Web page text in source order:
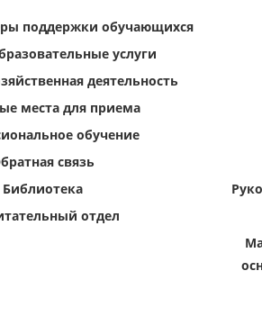
поддержки обучающихся
услуги
деятельность
места для приема
обучение
связь
Библиотека
отдел